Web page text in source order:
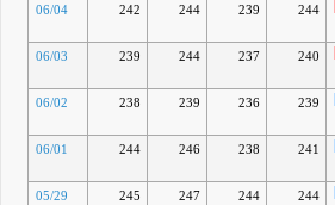
06/04 242 244 239 244
06/03 239 244 237 240
06/02 238 239 236 239
06/01 244 246 238 241
05/29 245 247 244 244